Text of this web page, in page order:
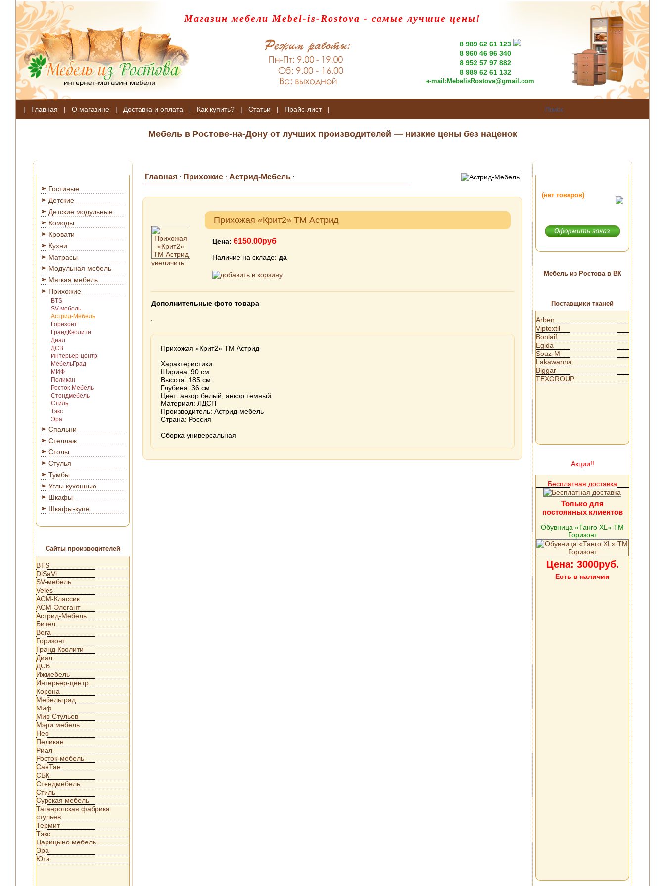
Магазин мебели Mebel-is-Rostova - самые лучшие цены!
8 989 62 61 123
8 960 46 96 340
8 952 57 97 882
8 989 62 61 132
e-mail: MebelisRostova@gmail.com
| Главная | О магазине | Доставка и оплата | Как купить? | Статьи | Прайс-лист |
Мебель в Ростове-на-Дону от лучших производителей — низкие цены без наценок
Гостиные
Детские
Детские модульные
Комоды
Кровати
Кухни
Матрасы
Модульная мебель
Мягкая мебель
Прихожие
BTS
SV-мебель
Астрид-Мебель
Горизонт
ГрандКволити
Диал
ДСВ
Интерьер-центр
МебельГрад
МИФ
Пеликан
Росток-Мебель
Стендмебель
Стиль
Тэкс
Эра
Спальни
Стеллаж
Столы
Стулья
Тумбы
Углы кухонные
Шкафы
Шкафы-купе
Сайты производителей
BTS
DiSaVi
SV-мебель
Veles
АСМ-Классик
АСМ-Элегант
Астрид-Мебель
Бител
Вега
Горизонт
Гранд Кволити
Диал
ДСВ
Ижмебель
Интерьер-центр
Корона
Мебельград
Миф
Мир Стульев
Мэри мебель
Нео
Пеликан
Риал
Росток-мебель
СанТан
СБК
Стендмебель
Стиль
Сурская мебель
Таганрогская фабрика
стульев
Термит
Тэкс
Царицыно мебель
Эра
Юта
Главная : Прихожие : Астрид-Мебель :
увеличить...
Прихожая «Крит2» ТМ Астрид
Цена: 6150.00руб
Наличие на складе: да
Дополнительные фото товара
Прихожая «Крит2» ТМ Астрид
Характеристики
Ширина: 90 см
Высота: 185 см
Глубина: 36 см
Цвет: анкор белый, анкор темный
Материал: ЛДСП
Производитель: Астрид-мебель
Страна: Россия
Сборка универсальная
Мебель из Ростова в ВК
Поставщики тканей
Arben
Viptextil
Bonlaif
Egida
Souz-M
Lakawanna
Biggar
TEXGROUP
Акции!!
Бесплатная доставка
Только для
постоянных клиентов
Обувница «Танго XL» ТМ
Горизонт
Цена: 3000руб.
Есть в наличии